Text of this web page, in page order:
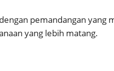
pemandangan yang
yang lebih matang.